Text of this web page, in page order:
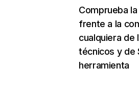
Comprueba
frente a la
cualquiera de
técnicos y de
herramienta